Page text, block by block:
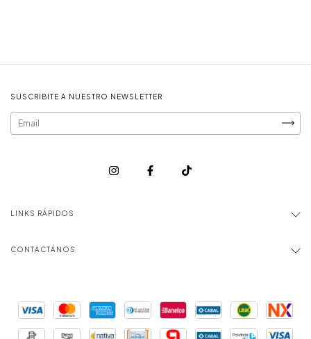
SUSCRIBITE A NUESTRO NEWSLETTER
LINKS RÁPIDOS
CONTACTÁNOS